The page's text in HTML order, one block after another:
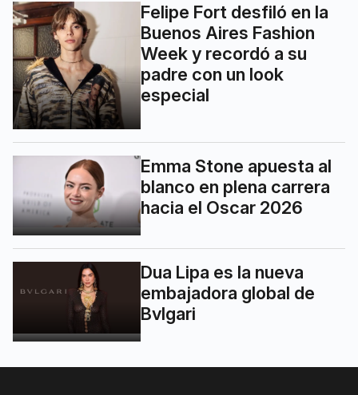
Felipe Fort desfiló en la
Buenos Aires Fashion
Week y recordó a su
padre con un look
especial
Emma Stone apuesta al
blanco en plena carrera
hacia el Oscar 2026
Dua Lipa es la nueva
embajadora global de
Bvlgari